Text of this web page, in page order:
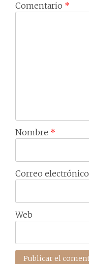
Comentario *
Nombre *
Correo electrónico
Web